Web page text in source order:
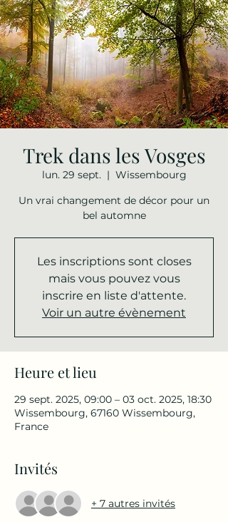
Trek dans les Vosges
lun. 29 sept.
  |
Wissembourg
Un vrai changement de décor pour un
bel automne
Les inscriptions sont closes
mais vous pouvez vous
inscrire en liste d'attente.
Voir un autre évènement
Heure et lieu
29 sept. 2025, 09:00 – 03 oct. 2025, 18:30
Wissembourg, 67160 Wissembourg,
France
Invités
+ 7 autres invités